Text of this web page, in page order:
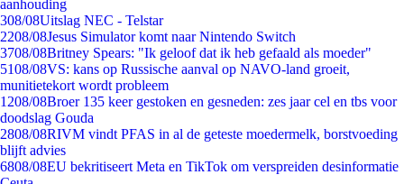
aanhouding
308/08Uitslag NEC - Telstar
2208/08Jesus Simulator komt naar Nintendo Switch
3708/08Britney Spears: "Ik geloof dat ik heb gefaald als moeder"
5108/08VS: kans op Russische aanval op NAVO-land groeit,
munitietekort wordt probleem
1208/08Broer 135 keer gestoken en gesneden: zes jaar cel en tbs voor
doodslag Gouda
2808/08RIVM vindt PFAS in al de geteste moedermelk, borstvoeding
blijft advies
6808/08EU bekritiseert Meta en TikTok om verspreiden desinformatie